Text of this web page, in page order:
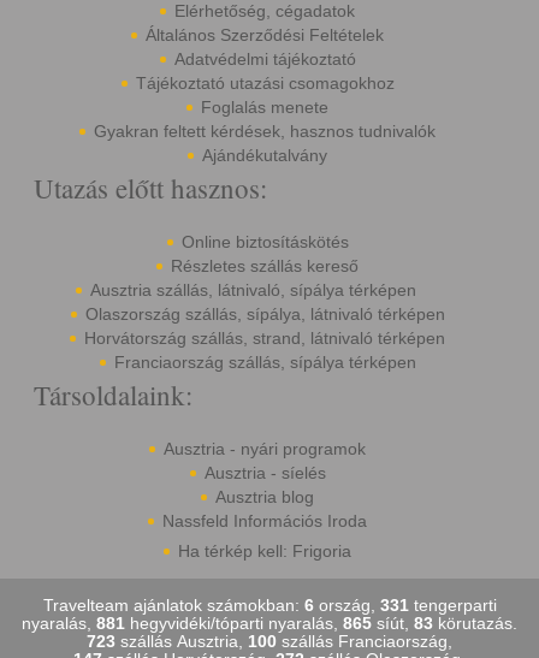
Elérhetőség, cégadatok
Általános Szerződési Feltételek
Adatvédelmi tájékoztató
Tájékoztató utazási csomagokhoz
Foglalás menete
Gyakran feltett kérdések, hasznos tudnivalók
Ajándékutalvány
Utazás előtt hasznos:
Online biztosításkötés
Részletes szállás kereső
Ausztria szállás, látnivaló, sípálya térképen
Olaszország szállás, sípálya, látnivaló térképen
Horvátország szállás, strand, látnivaló térképen
Franciaország szállás, sípálya térképen
Társoldalaink:
Ausztria - nyári programok
Ausztria - síelés
Ausztria blog
Nassfeld Információs Iroda
Ha térkép kell: Frigoria
Travelteam ajánlatok számokban: 6ország, 331 tengerparti
nyaralás, 881 hegyvidéki/tóparti nyaralás, 865 síút, 83 körutazás.
723 szállás Ausztria, 100 szállás Franciaország,